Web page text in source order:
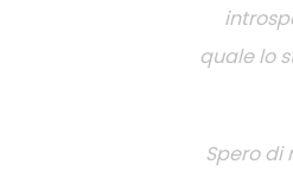
quale lo
Spero